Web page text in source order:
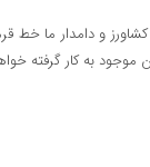
و دامدار ما خط
به کار گرفته